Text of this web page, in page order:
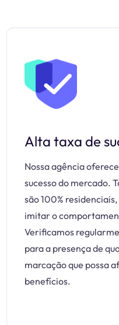
Alta taxa de
Nossa agência
sucesso do mercado.
são 100%
imitar o
Verificamos
para a presença de
marcação que possa
benefícios.